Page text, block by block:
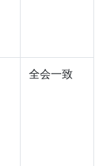
全会一致